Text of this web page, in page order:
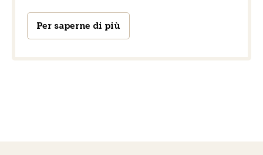
Per saperne di più